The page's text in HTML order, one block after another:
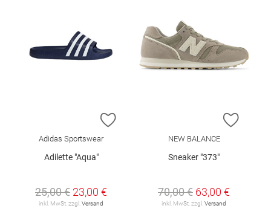
ZUR WUNSCHLISTE HINZUFÜGEN
Adidas Sportswear
Adilette "Aqua"
25,00 € 23,00 €
inkl. MwSt. zzgl. Versand
ZUR
NEW BALANCE
Sneaker "373"
70,00 € 63,00 €
inkl. MwSt. zzgl. Versand